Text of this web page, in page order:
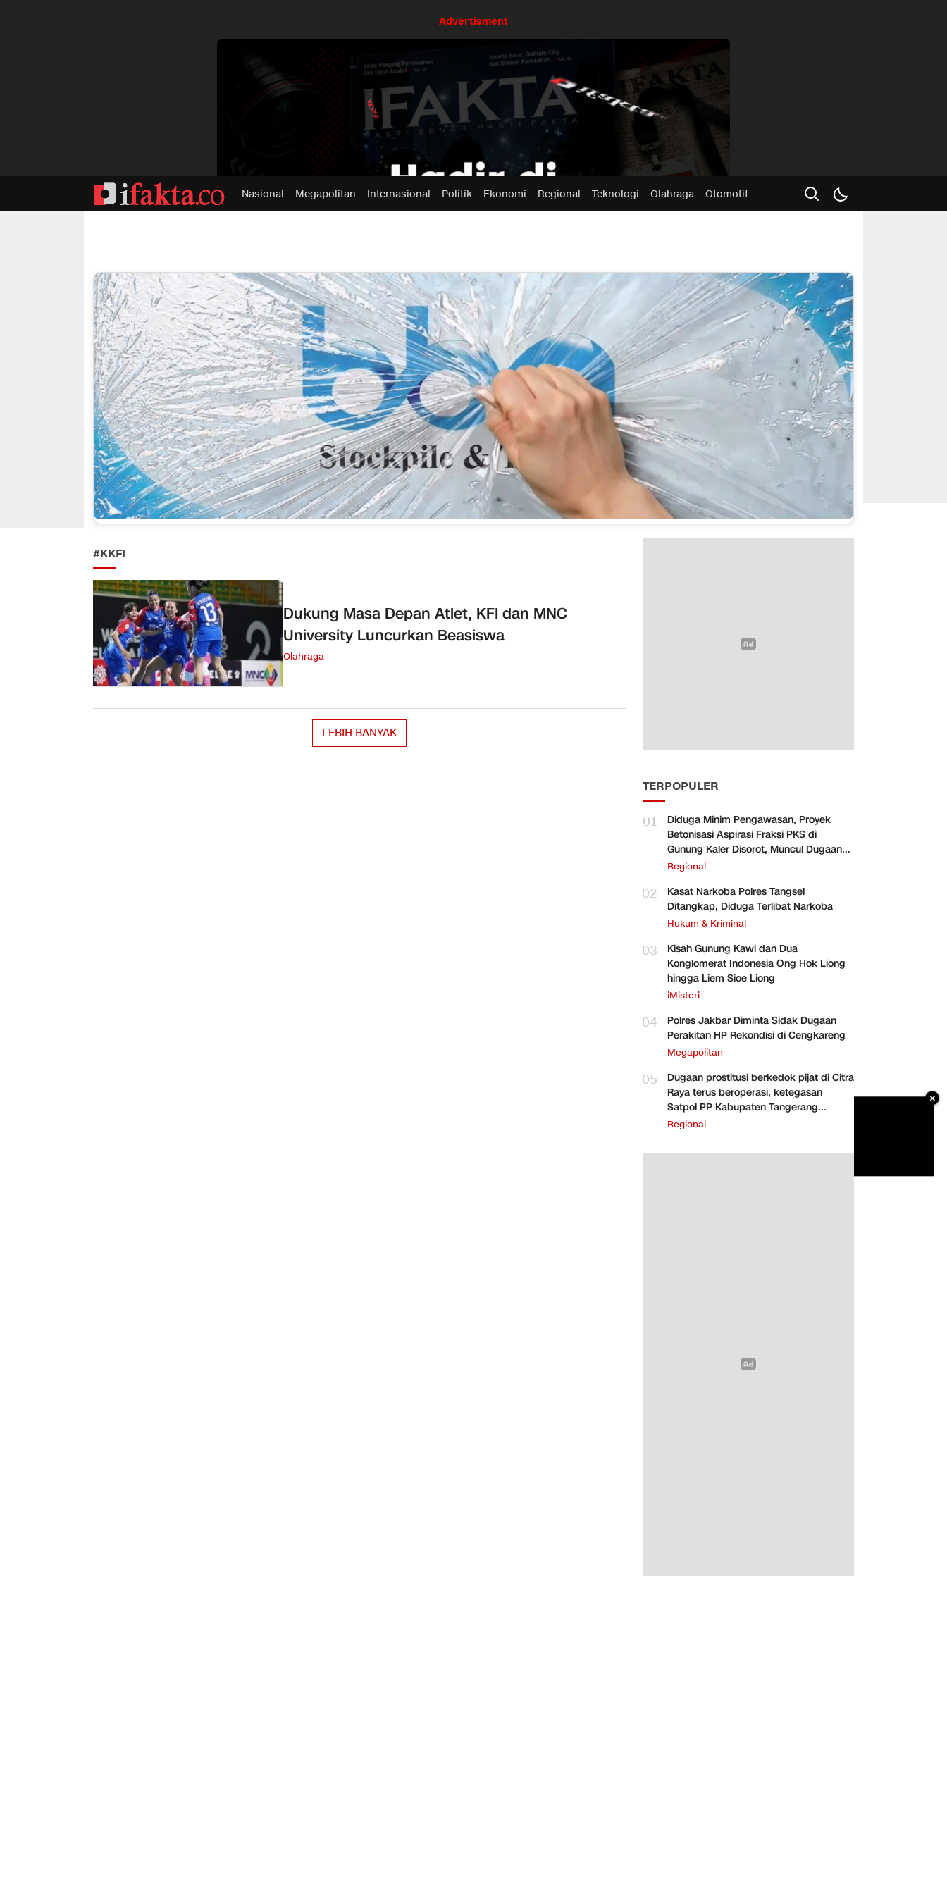
Advertisment
Nasional Megapolitan Internasional Politik Ekonomi Regional Teknologi Olahraga Otomotif
#KKFI
Dukung Masa Depan Atlet, KFI dan MNC
University Luncurkan Beasiswa
Olahraga
LEBIH BANYAK
TERPOPULER
01
Diduga Minim Pengawasan, Proyek
Betonisasi Aspirasi Fraksi PKS di
Gunung Kaler Disorot, Muncul Dugaan
Pengurangan Volume
Regional
02
Kasat Narkoba Polres Tangsel
Ditangkap, Diduga Terlibat Narkoba
Hukum & Kriminal
03
Kisah Gunung Kawi dan Dua
Konglomerat Indonesia Ong Hok Liong
hingga Liem Sioe Liong
iMisteri
04
Polres Jakbar Diminta Sidak Dugaan
Perakitan HP Rekondisi di Cengkareng
Megapolitan
05
Dugaan prostitusi berkedok pijat di Citra
Raya terus beroperasi, ketegasan
Satpol PP Kabupaten Tangerang
dipertanyakan
Regional
×